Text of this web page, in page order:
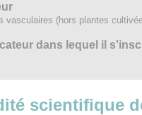
vasculaires (hors plantes
dans lequel il
scientifique